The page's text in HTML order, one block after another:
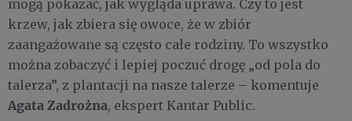
mogą pokazać, jak wygląda uprawa. Czy to jest
krzew, jak zbiera się owoce, że w zbiór
zaangażowane są często całe rodziny. To wszystko
można zobaczyć i lepiej poczuć drogę „od pola do
talerza”, z plantacji na nasze talerze – komentuje
Agata Zadrożna, ekspert Kantar Public.